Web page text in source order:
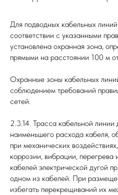
Для подводных кабельных
соответствии с указанными
установлена охранная зона,
прямыми на расстоянии 100 м
Охранные зоны кабельных
соблюдением требований
сетей.
2.3.14. Трасса кабельной
наименьшего расхода кабеля,
при механических
коррозии, вибрации,
кабелей электрической дугой
одном из кабелей. При
избегать перекрещиваний их